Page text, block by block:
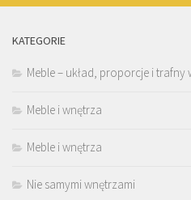
KATEGORIE
Meble – układ, proporcje i trafny
Meble i wnętrza
Meble i wnętrza
Nie samymi wnętrzami